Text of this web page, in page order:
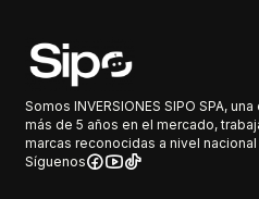
Somos INVERSIONES SIPO SPA,
más de 5 años en el mercado,
marcas reconocidas a nivel
Síguenos